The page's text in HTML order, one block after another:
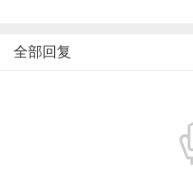
全部回复